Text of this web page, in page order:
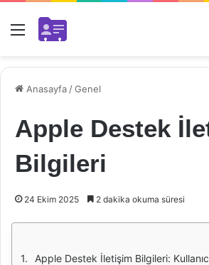
Menü
Anasayfa /Genel
Apple Destek
Bilgileri
24 Ekim 2025 2 dakika okuma süresi
Apple Destek İletişim Bilgileri: Kullanıcılar